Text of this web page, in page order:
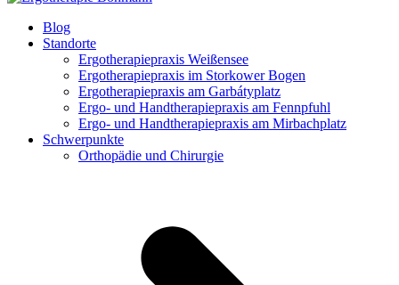
Blog
Standorte
Ergotherapiepraxis Weißensee
Ergotherapiepraxis im Storkower Bogen
Ergotherapiepraxis am Garbátyplatz
Ergo- und Handtherapiepraxis am Fennpfuhl
Ergo- und Handtherapiepraxis am Mirbachplatz
Schwerpunkte
Orthopädie und Chirurgie